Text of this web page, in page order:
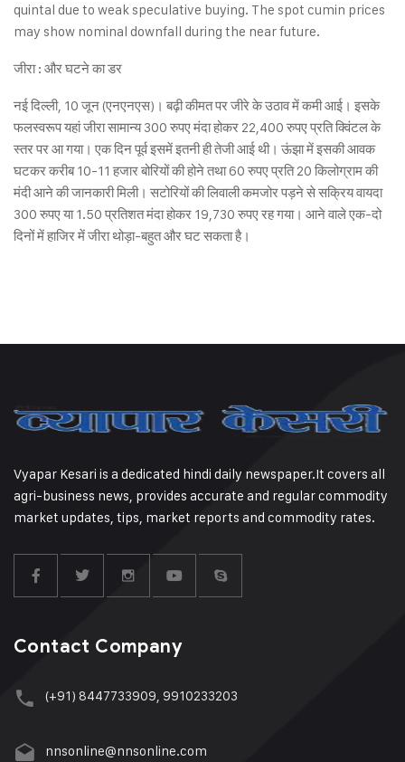
quintal due to weak speculative buying. The spot cumin prices
may show nominal downfall during the near future.
जीरा : और घटने का डर
नई दिल्ली, 10 जून (एनएनएस)। बढ़ी कीमत पर जीरे के उठाव में कमी आई। इसके
फलस्वरूप यहां जीरा सामान्य 300 रुपए मंदा होकर 22,400 रुपए प्रति क्विंटल के
स्तर पर आ गया। एक दिन पूर्व इसमें इतनी ही तेजी आई थी। ऊंझा में इसकी आवक
घटकर करीब 10-11 हजार बोरियों की होने तथा 60 रुपए प्रति 20 किलोग्राम की
मंदी आने की जानकारी मिली। सटोरियों की लिवाली कमजोर पड़ने से सक्रिय वायदा
300 रुपए या 1.50 प्रतिशत मंदा होकर 19,730 रुपए रह गया। आने वाले एक-दो
दिनों में हाजिर में जीरा थोड़ा-बहुत और घट सकता है।
Vyapar Kesari is a dedicated hindi daily newspaper.It covers all
agri-business news, provides accurate and regular commodity
market updates, tips, market reports and commodity rates.
Contact Company
(+91) 8447733909, 9910233203
nnsonline@nnsonline.com